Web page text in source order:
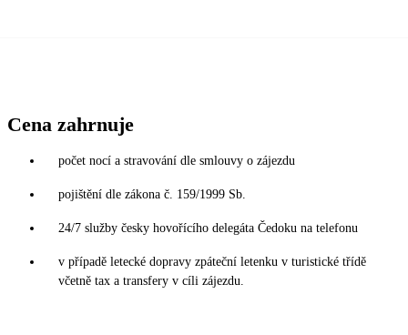
Cena zahrnuje
počet nocí a stravování dle smlouvy o zájezdu
pojištění dle zákona č. 159/1999 Sb.
24/7 služby česky hovořícího delegáta Čedoku na telefonu
v případě letecké dopravy zpáteční letenku v turistické třídě
včetně tax a transfery v cíli zájezdu.